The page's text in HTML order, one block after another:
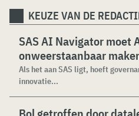
KEUZE VAN DE
SAS AI Navigator moet
onweerstaanbaar
Als het aan SAS ligt, hoeft
innovatie...